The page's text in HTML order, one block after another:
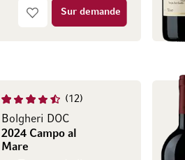
Sur demande
12
Bolgheri DOC
2024 Campo al
Mare